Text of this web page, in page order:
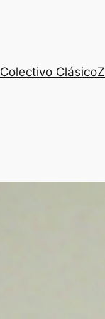
Colectivo ClásicoZ